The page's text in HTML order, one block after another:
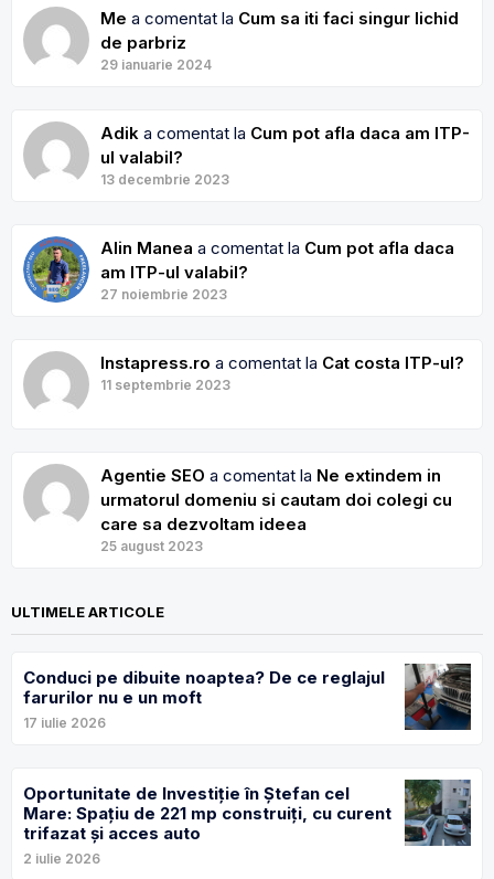
Me a comentat la Cum sa iti faci singur lichid
de parbriz
29 ianuarie 2024
Adik a comentat la Cum pot afla daca am ITP-
ul valabil?
13 decembrie 2023
Alin Manea a comentat la Cum pot afla daca
am ITP-ul valabil?
27 noiembrie 2023
Instapress.ro a comentat la Cat costa ITP-ul?
11 septembrie 2023
Agentie SEO a comentat la Ne extindem in
urmatorul domeniu si cautam doi colegi cu
care sa dezvoltam ideea
25 august 2023
ULTIMELE ARTICOLE
Conduci pe dibuite noaptea? De ce reglajul
farurilor nu e un moft
17 iulie 2026
Oportunitate de Investiție în Ștefan cel
Mare: Spațiu de 221 mp construiți, cu curent
trifazat și acces auto
2 iulie 2026